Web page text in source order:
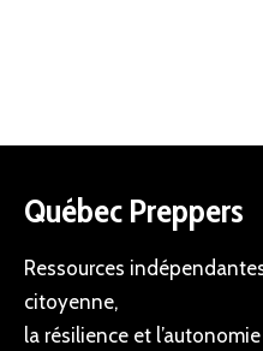
Québec Preppers
Ressources
citoyenne,
la résilience et